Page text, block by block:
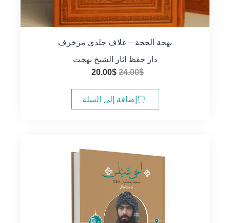
بهجة الحجة – غلاف جلدي مزخرف
دار حفظ اثار الشيخ بهجت
24.00$
السعر
هو:
24.00$.
20.00$
هو:
20.00$.
إضافة إلى السلة